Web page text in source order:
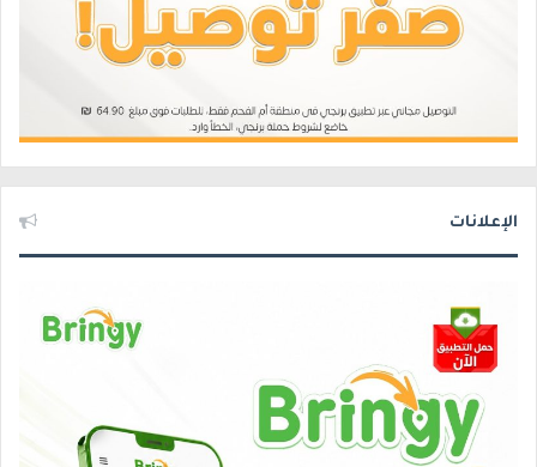
الإعلانات